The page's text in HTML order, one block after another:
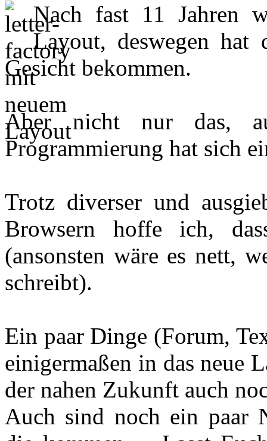
Nach fast 11 Jahren
Layout, deswegen hat
Gesicht bekommen.
Aber nicht nur das,
Programmierung hat sich
Trotz diverser und
Browsern hoffe ich,
(ansonsten wäre es nett,
schreibt).
Ein paar Dinge (Forum,
einigermaßen in das neue
der nahen Zukunft auch
Auch sind noch ein paar